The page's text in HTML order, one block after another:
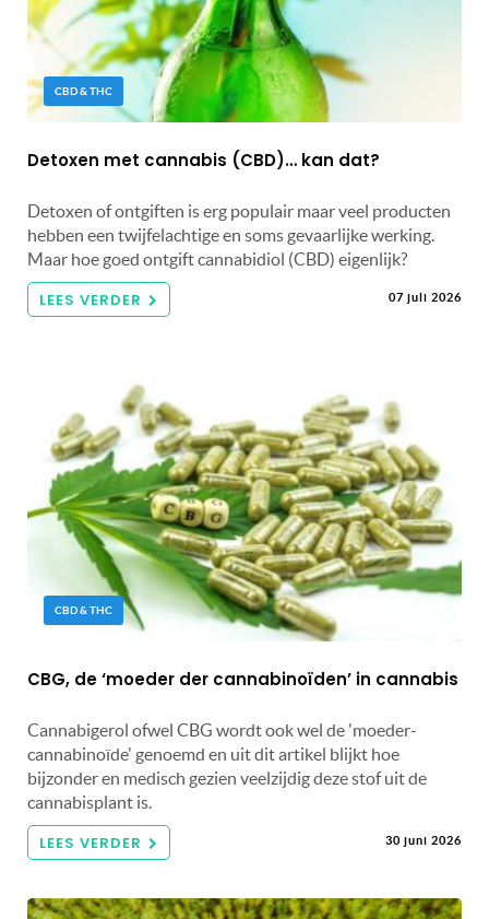
CBD & THC
Detoxen met cannabis (CBD)… kan dat?
Detoxen of ontgiften is erg populair maar veel producten
hebben een twijfelachtige en soms gevaarlijke werking.
Maar hoe goed ontgift cannabidiol (CBD) eigenlijk?
LEES VERDER 07 juli 2026
CBD & THC
CBG, de ‘moeder der cannabinoïden’ in cannabis
Cannabigerol ofwel CBG wordt ook wel de 'moeder-
cannabinoïde' genoemd en uit dit artikel blijkt hoe
bijzonder en medisch gezien veelzijdig deze stof uit de
cannabisplant is.
LEES VERDER 30 juni 2026